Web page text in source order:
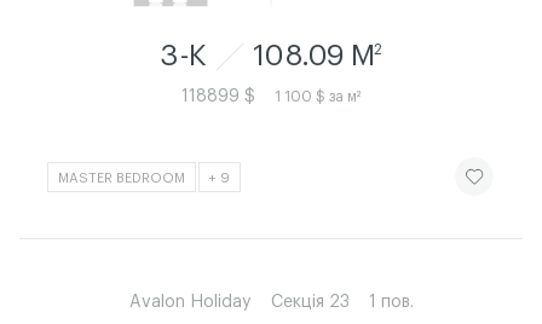
3-К 108.09 M 2
118899 $ 1 100 $ за м²
MASTER BEDROOM + 9 ЧИТАТИ
Avalon Holiday Секція 23 1 пов.